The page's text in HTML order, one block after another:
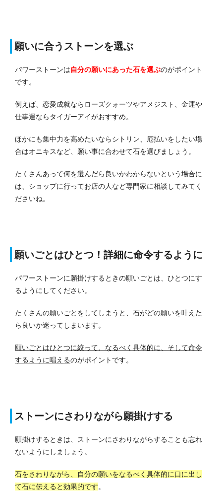
願いに合うストーンを選ぶ
パワーストーンは自分の願いにあった石を選ぶのがポイント
です。
例えば、恋愛成就ならローズクォーツやアメジスト、金運や
仕事運ならタイガーアイがおすすめ。
ほかにも集中力を高めたいならシトリン、厄払いをしたい場
合はオニキスなど、願い事に合わせて石を選びましょう。
たくさんあって何を選んだら良いかわからないという場合に
は、ショップに行ってお店の人など専門家に相談してみてく
ださいね。
願いごとはひとつ！詳細に命令するように
パワーストーンに願掛けするときの願いごとは、ひとつにす
るようにしてください。
たくさんの願いごとをしてしまうと、石がどの願いを叶えた
ら良いか迷ってしまいます。
願いごとはひとつに絞って、なるべく具体的に、そして命令
するように唱えるのがポイントです。
ストーンにさわりながら願掛けする
願掛けするときは、ストーンにさわりながらすることも忘れ
ないようにしましょう。
石をさわりながら、自分の願いをなるべく具体的に口に出し
て石に伝えると効果的です。